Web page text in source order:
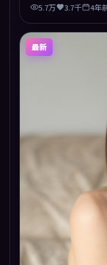
5.7万 3.7千 4年
最新